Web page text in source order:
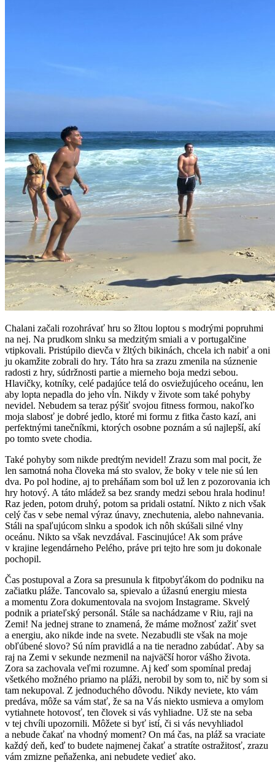
Chalani začali rozohrávať hru so žltou loptou s modrými popruhmi
na nej. Na prudkom slnku sa medzitým smiali a v portugalčine
vtipkovali. Pristúpilo dievča v žltých bikinách, chcela ich nabiť a oni
ju okamžite zobrali do hry. Táto hra sa zrazu zmenila na súznenie
radosti z hry, súdržnosti partie a mierneho boja medzi sebou.
Hlavičky, kotníky, celé padajúce telá do osviežujúceho oceánu, len
aby lopta nepadla do jeho vĺn. Nikdy v živote som také pohyby
nevidel. Nebudem sa teraz pýšiť svojou fitness formou, nakoľko
moja slabosť je dobré jedlo, ktoré mi formu z fitka často kazí, ani
perfektnými tanečníkmi, ktorých osobne poznám a sú najlepší, akí
po tomto svete chodia.
Také pohyby som nikde predtým nevidel! Zrazu som mal pocit, že
len samotná noha človeka má sto svalov, že boky v tele nie sú len
dva. Po pol hodine, aj to preháňam som bol už len z pozorovania ich
hry hotový. A táto mládež sa bez srandy medzi sebou hrala hodinu!
Raz jeden, potom druhý, potom sa pridali ostatní. Nikto z nich však
celý čas v sebe nemal výraz únavy, znechutenia, alebo nahnevania.
Stáli na spaľujúcom slnku a spodok ich nôh skúšali silné vlny
oceánu. Nikto sa však nevzdával. Fascinujúce! Ak som práve
v krajine legendárneho Pelého, práve pri tejto hre som ju dokonale
pochopil.
Čas postupoval a Zora sa presunula k fitpobyťákom do podniku na
začiatku pláže. Tancovalo sa, spievalo a úžasnú energiu miesta
a momentu Zora dokumentovala na svojom Instagrame. Skvelý
podnik a priateľský personál. Stále sa nachádzame v Riu, raji na
Zemi! Na jednej strane to znamená, že máme možnosť zažiť svet
a energiu, ako nikde inde na svete. Nezabudli ste však na moje
obľúbené slovo? Sú ním pravidlá a na tie neradno zabúdať. Aby sa
raj na Zemi v sekunde nezmenil na najväčší horor vášho života.
Zora sa zachovala veľmi rozumne. Aj keď som spomínal predaj
všetkého možného priamo na pláži, nerobil by som to, nič by som si
tam nekupoval. Z jednoduchého dôvodu. Nikdy neviete, kto vám
predáva, môže sa vám stať, že sa na Vás niekto usmieva a omylom
vytiahnete hotovosť, ten človek si vás vyhliadne. Už ste na seba
v tej chvíli upozornili. Môžete si byť istí, či si vás nevyhliadol
a nebude čakať na vhodný moment? On má čas, na pláž sa vraciate
každý deň, keď to budete najmenej čakať a stratíte ostražitosť, zrazu
vám zmizne peňaženka, ani nebudete vedieť ako.